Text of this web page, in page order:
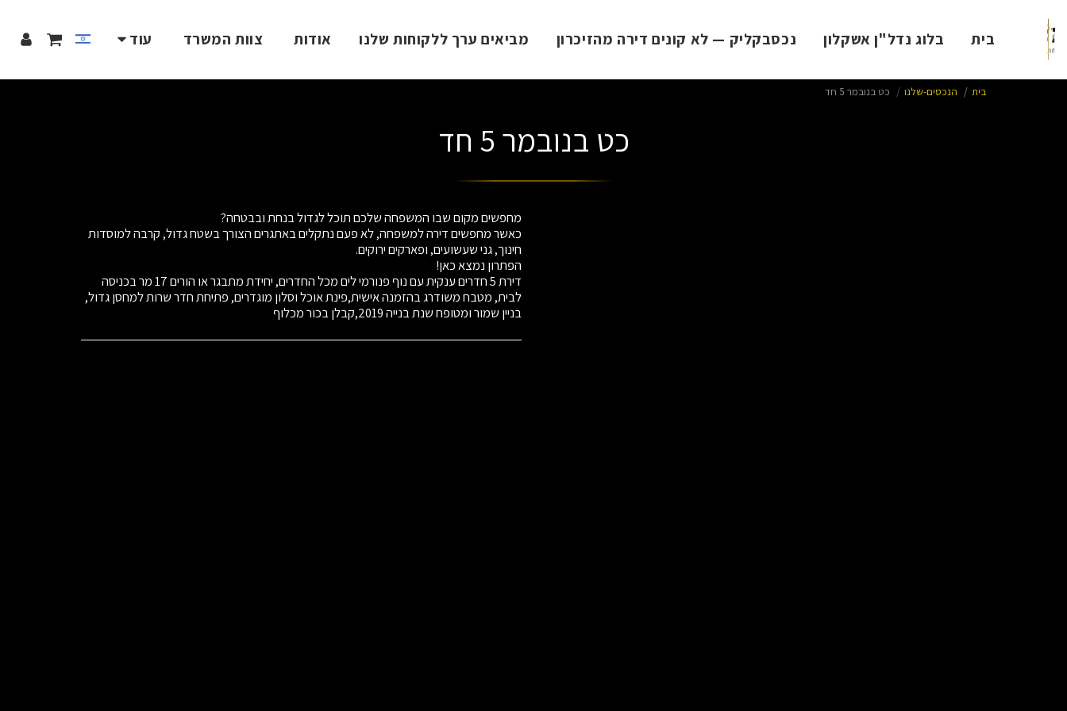
בית בלוג נדל"ן אשקלון נכסבקליק — לא קונים דירה מהזיכרון מביאים ערך ללקוחות שלנו אודות צוות המשרד עוד
בית הנכסים-שלנו כט בנובמר 5 חד
כט בנובמר 5 חד
כאשר מחפשים דירה למשפחה, לא פעם נתקלים באתגרים הצורך בשטח גדול, קרבה למוסדות
דירת 5 חדרים ענקית עם נוף פנורמי לים מכל החדרים, יחידת מתבגר או הורים 17 מר בכניסה
לבית, מטבח משודרג בהזמנה אישית,פינת אוכל וסלון מוגדרים, פתיחת חדר שרות למחסן גדול,
בניין שמור ומטופח שנת בנייה 2019,קבלן בכור מכלוף